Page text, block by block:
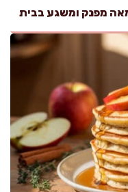
מפנק ומשגע בבית